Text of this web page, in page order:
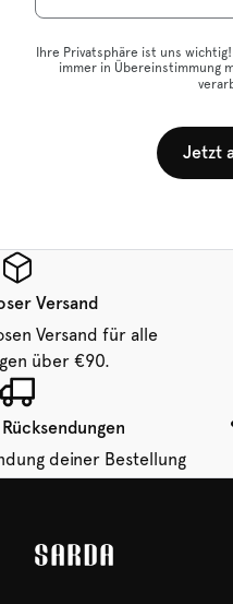
Ihre Privatsphäre ist uns
immer in Übereinstimmung
Jetzt
Versand
Versand für alle
über €90.
deiner Bestellung
14 Tagen.
erste Bestellung